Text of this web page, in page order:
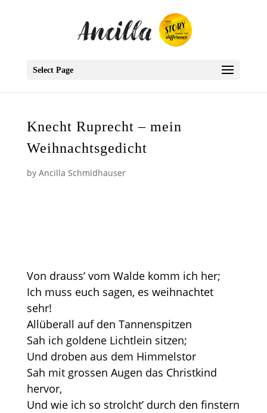
Select Page
Knecht Ruprecht – mein
Weihnachtsgedicht
by Ancilla Schmidhauser
Von drauss’ vom Walde komm ich her;
Ich muss euch sagen, es weihnachtet
sehr!
Allüberall auf den Tannenspitzen
Sah ich goldene Lichtlein sitzen;
Und droben aus dem Himmelstor
Sah mit grossen Augen das Christkind
hervor,
Und wie ich so strolcht’ durch den finstern